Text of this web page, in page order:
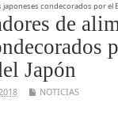
condecorados por el
de
Japón
NOTICIAS